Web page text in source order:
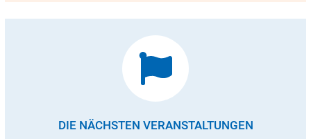
DIE NÄCHSTEN VERANSTALTUNGEN